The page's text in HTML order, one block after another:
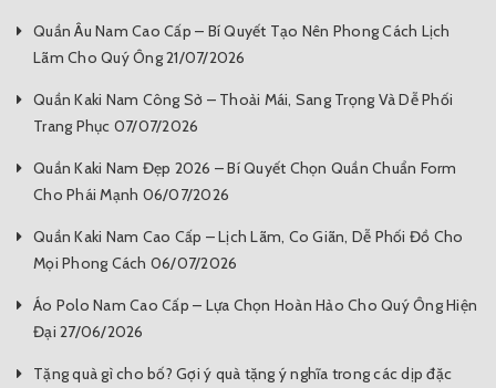
Quần Âu Nam Cao Cấp – Bí Quyết Tạo Nên Phong Cách Lịch
Lãm Cho Quý Ông 21/07/2026
Quần Kaki Nam Công Sở – Thoải Mái, Sang Trọng Và Dễ Phối
Trang Phục 07/07/2026
Quần Kaki Nam Đẹp 2026 – Bí Quyết Chọn Quần Chuẩn Form
Cho Phái Mạnh 06/07/2026
Quần Kaki Nam Cao Cấp – Lịch Lãm, Co Giãn, Dễ Phối Đồ Cho
Mọi Phong Cách 06/07/2026
Áo Polo Nam Cao Cấp – Lựa Chọn Hoàn Hảo Cho Quý Ông Hiện
Đại 27/06/2026
Tặng quà gì cho bố? Gợi ý quà tặng ý nghĩa trong các dịp đặc